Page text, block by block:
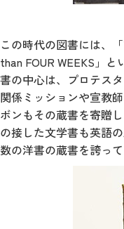
この時代の図書には、
than FOUR WEEKS」
書の中心は、プロテス
関係ミッションや宣教
ボンもその蔵書を寄贈
の接した文学書も英語
数の洋書の蔵書を誇って